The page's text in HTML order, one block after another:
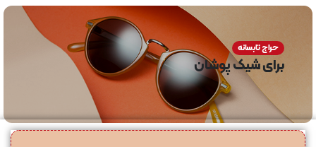
حراج تابسانه
برای شیک پوشان